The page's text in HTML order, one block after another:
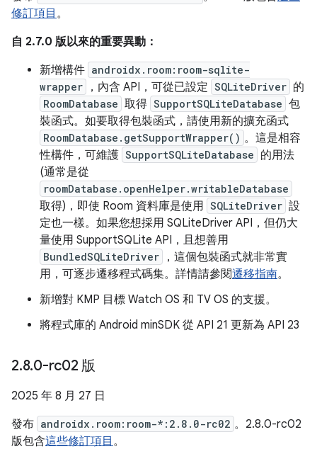
修訂項目 。
自 2.7.0 版以來的重要異動：
新增構件 androidx.room:room-sqlite-
wrapper
，內含 API，可從已設定 SQLiteDriver 的
RoomDatabase 取得 SupportSQLiteDatabase 包
裝函式。如要取得包裝函式，請使用新的擴充函式
RoomDatabase.getSupportWrapper() 。這是相容
性構件，可維護 SupportSQLiteDatabase 的用法
(通常是從
roomDatabase.openHelper.writableDatabase
取得)，即使 Room 資料庫是使用 SQLiteDriver 設
定也一樣。如果您想採用 SQLiteDriver API，但仍大
量使用 SupportSQLite API，且想善用
BundledSQLiteDriver
，這個包裝函式就非常實
用，可逐步遷移程式碼集。詳情請參閱遷移指南。
新增對 KMP 目標 Watch OS 和 TV OS 的支援。
將程式庫的 Android minSDK 從 API 21 更新為 API 23
2.8.0-rc02 版
2025 年 8 月 27 日
發布 androidx.room:room-*:2.8.0-rc02 。2.8.0-rc02
版包含這些修訂項目 。